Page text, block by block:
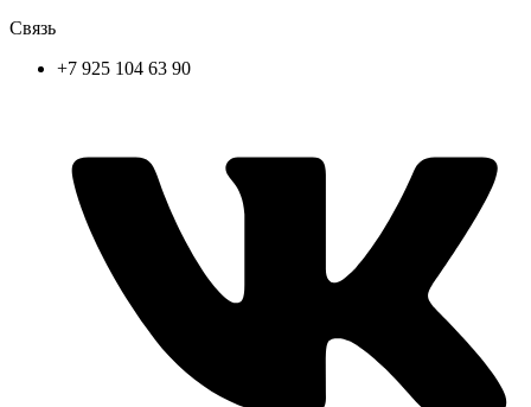
Связь
+7 925 104 63 90